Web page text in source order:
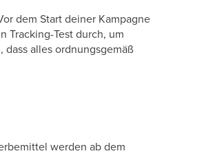
dem Start deiner Kampagne
Tracking-Test durch, um
dass alles ordnungsgemäß
werden ab dem